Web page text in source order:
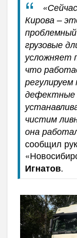
Кирова –
грузовые
усложняет
что
чистим
она
сообщил
Игнатов.